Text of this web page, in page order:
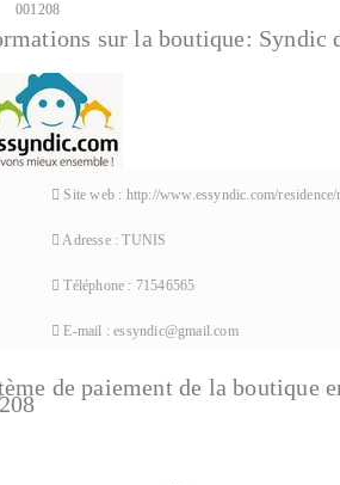
001208
sur la boutique: Syndic
Site web : http://www.essyndic.com/
Adresse : TUNIS
Téléphone : 71546565
E-mail : essyndic@gmail.com
de paiement de la boutique